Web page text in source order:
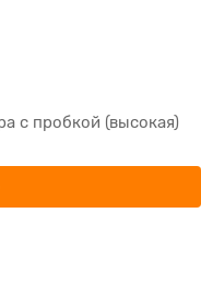
с пробкой (высокая)